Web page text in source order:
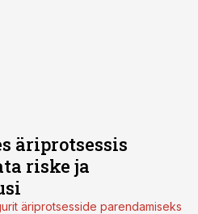
äriprotsessis
riske ja
äriprotsesside parendamiseks